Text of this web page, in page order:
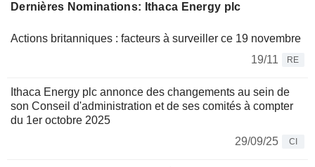
Dernières Nominations: Ithaca Energy plc
Actions britanniques : facteurs à surveiller ce 19 novembre
19/11
RE
Ithaca Energy plc annonce des changements au sein de
son Conseil d'administration et de ses comités à compter
du 1er octobre 2025
29/09/25
CI